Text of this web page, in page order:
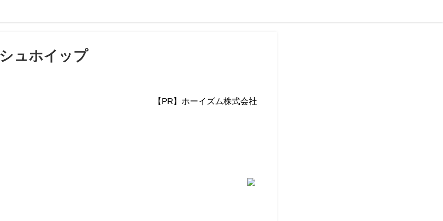
ュホイップ
【PR】ホーイズム株式会社